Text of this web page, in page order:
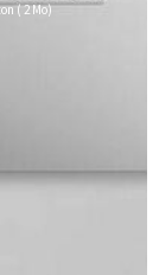
( 2 Mo)